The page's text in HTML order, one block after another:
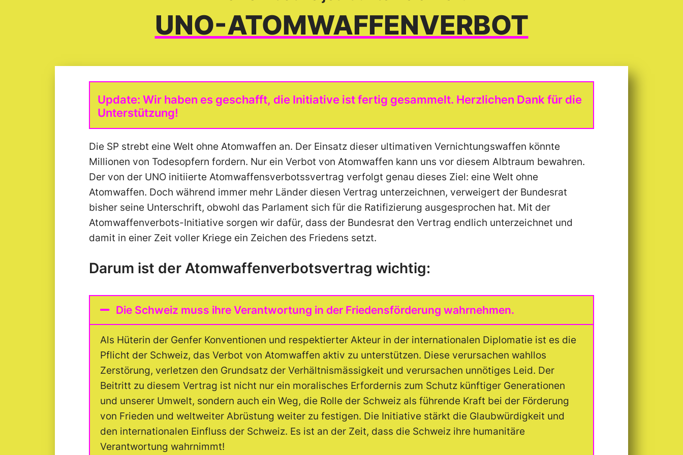
UNO-ATOM­WAFFEN­VERBOT
Update: Wir haben es geschafft, die Initiative ist fertig gesammelt. Herzlichen Dank für die
Unterstützung!
Die SP strebt eine Welt ohne Atomwaffen an. Der Einsatz dieser ultimativen Vernichtungs­waffen könnte
Millionen von Todesopfern fordern. Nur ein Verbot von Atomwaffen kann uns vor diesem Albtraum bewahren.
Der von der UNO initiierte Atomwaffens­verbotss­vertrag verfolgt genau dieses Ziel: eine Welt ohne
Atomwaffen. Doch während immer mehr Länder diesen Vertrag unterzeichnen, verweigert der Bundesrat
bisher seine Unterschrift, obwohl das Parlament sich für die Ratifizierung ausgesprochen hat. Mit der
Atomwaffenverbots-Initiative sorgen wir dafür, dass der Bundesrat den Vertrag endlich unterzeichnet und
damit in einer Zeit voller Kriege ein Zeichen des Friedens setzt.
Darum ist der Atomwaffen­verbots­vertrag wichtig:
Die Schweiz muss ihre Verantwortung in der Friedensförderung wahrnehmen.
Als Hüterin der Genfer Konventionen und respektierter Akteur in der internationalen Diplomatie ist es die
Pflicht der Schweiz, das Verbot von Atomwaffen aktiv zu unterstützen. Diese verursachen wahllos
Zerstörung, verletzen den Grundsatz der Verhältnismässigkeit und verursachen unnötiges Leid. Der
Beitritt zu diesem Vertrag ist nicht nur ein moralisches Erfordernis zum Schutz künftiger Generationen
und unserer Umwelt, sondern auch ein Weg, die Rolle der Schweiz als führende Kraft bei der Förderung
von Frieden und weltweiter Abrüstung weiter zu festigen. Die Initiative stärkt die Glaubwürdigkeit und
den internationalen Einfluss der Schweiz. Es ist an der Zeit, dass die Schweiz ihre humanitäre
Verantwortung wahrnimmt!